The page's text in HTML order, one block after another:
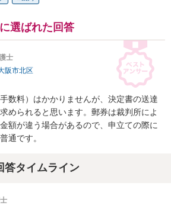
選ばれた回答
士
阪市北区
数料）はかかりませんが、決定書の送達
められると思います。郵券は裁判所によ
額が違う場合があるので、申立ての際に
通です。
答タイムライン